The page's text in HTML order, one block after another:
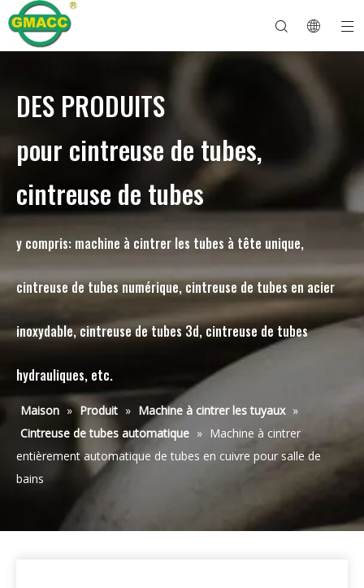
DES PRODUITS
pour cintreuse de tubes,
cintreuse de tubes
y compris: machine à cintrer les tubes à tête unique,
cintreuse de tubes numérique, cintreuse de tubes en acier
inoxydable, cintreuse de tubes 3d, cintreuse de tubes
hydrauliques, etc.
Maison » Produit » Machine à cintrer les tuyaux »
Cintreuse de tubes automatique » Machine à cintrer
entièrement automatique de tubes en cuivre pour salle de
bains